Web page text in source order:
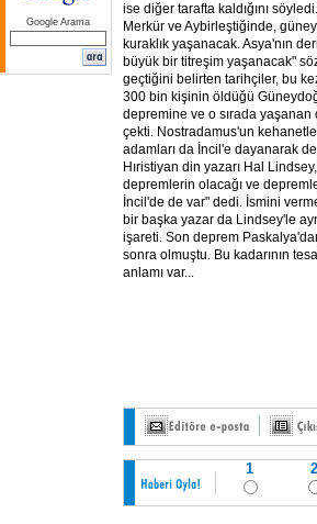
Google Arama
ise diğer tarafta kaldığını
Merkür ve Aybirleştiğinde,
kuraklık yaşanacak. Asya'nın
büyük bir titreşim yaşanacak"
geçtiğini belirten tarihçiler, bu
300 bin kişinin öldüğü
depremine ve o sırada
çekti. Nostradamus'un
adamları da İncil'e dayanarak
Hıristiyan din yazarı Hal
depremlerin olacağı ve
İncil'de de var" dedi. İsmini
bir başka yazar da Lindsey'le
işareti. Son deprem
sonra olmuştu. Bu kadarının
anlamı var...
1 2